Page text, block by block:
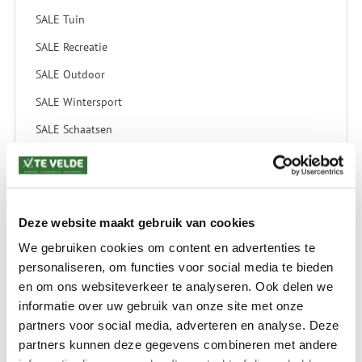
Deze website maakt gebruik van cookies
We gebruiken cookies om content en advertenties te
personaliseren, om functies voor social media te bieden
en om ons websiteverkeer te analyseren. Ook delen we
informatie over uw gebruik van onze site met onze
partners voor social media, adverteren en analyse. Deze
partners kunnen deze gegevens combineren met andere
SALE Tuin
SALE Recreatie
SALE Outdoor
SALE Wintersport
SALE Schaatsen
(bij verzending via Pakketdienst tot 10 kg)*
Levertijd: 2-4 werkdagen
*) Voor grotere pakketverzendingen en bijzondere (buitenland) bestemmingen kunnen
afwijkende tarieven en levertermijnen gelden. Deze staan vermeld bij de artikelen.
Kijk hier voor de ruilen-retourneren procedure
Waar is ons bedrijf gevestigd?
Drentse Poort 7
Nieuw Buinen (Stadskanaal)